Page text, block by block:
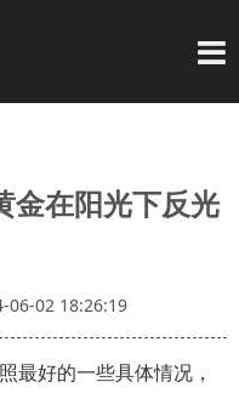
导
金在阳光下反光
06-02 18:26:19
最好的一些具体情况，